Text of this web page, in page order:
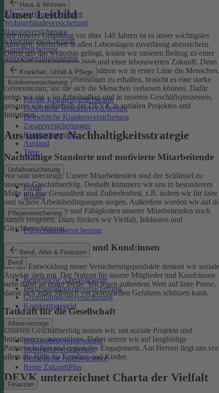
Haus & Wohnen
Alles zu Haus & Wohnen
Wohngebäudeversicherung
Hausratversicherung
Elementarversicherung
Glasversicherung
Immobilienfinanzierung
Krankheit, Unfall & Pflege
Krankenversicherung
Private Krankenversicherung
Gesetzliche Krankenversicherung
Betriebliche Krankenversicherung
Zusatzversicherungen
Krankentagegeld
Ausland
Tiere
Unfallversicherung
Privat
Kinder
Pflegeversicherung
Pflegezusatzversicherung
Beruf, Alter & Finanzen
Beruf
Betriebliche Altersvorsorge
Berufsunfähigkeitsversicherung
Grundfähigkeitsversicherung
Krankentagegeld
Altersvorsorge
Risikolebensversicherung
Sterbegeldversicherung
Betriebliche Altersvorsorge
Rente ZukunftPlus
Finanzen
Unser Leitbild
Seit unserer Gründung vor über 140 Jahren ist es unser wichtigstes
Anliegen, Menschen in allen Lebenslagen zuverlässig abzusichern.
Damit uns das weiterhin gelingt, leisten wir unseren Beitrag zu einer
dauerhaft versicherbaren Welt und einer lebenswerten Zukunft. Denn
schützen wir das Klima, so schützen wir in erster Linie die Menschen.
Um einen gesunden Lebensraum zu erhalten, braucht es eine starke
Gemeinschaft, auf die sich die Menschen verlassen können. Dafür
treten wir ein – im Arbeitsalltag und in unseren Geschäftsprozessen,
genauso wie außerhalb der DEVK in sozialen Projekten und
Initiativen.
Aus unserer Nachhaltigkeitsstrategie
Nachhaltige Standorte und motivierte Mitarbeitende
Wir sind überzeugt: Unsere Mitarbeitenden sind der Schlüssel zu
unserem Geschäftserfolg. Deshalb kümmern wir uns in besonderem
Maße um ihre Gesundheit und Zufriedenheit, z.B. indem wir für faire
und sichere Arbeitsbedingungen sorgen. Außerdem werden wir auf
individuellen Talente und Fähigkeiten unserer Mitarbeitenden noch
stärker eingehen. Dazu fördern wir Vielfalt, Inklusion und
Gleichberechtigung.
Begeisterte Mitglieder und Kund:innen
Bei der Entwicklung neuer Versicherungsprodukte denken wir soziale
Aspekte stets mit. Der Nutzen für unsere Mitglieder und Kund:innen
steht dabei an erster Stelle.Wir legen außerdem Wert auf faire Preise,
damit sich jeder Mensch vor potenziellen Gefahren schützen kann.
Tatkraft für die Gesellschaft
Unseren Geschäftserfolg nutzen wir, um soziale Projekte und
Initiativen zu unterstützen. Dabei setzen wir auf langfristige
Partnerschaften und regionales Engagement. Am Herzen liegt uns vor
allem die Hilfe für Familien und Kinder.
DEVK unterzeichnet Charta der Vielfalt